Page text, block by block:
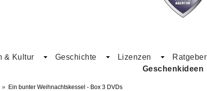
& Kultur Geschichte Lizenzen Ratgeber
Geschenkideen
» Ein bunter Weihnachtskessel - Box 3 DVDs